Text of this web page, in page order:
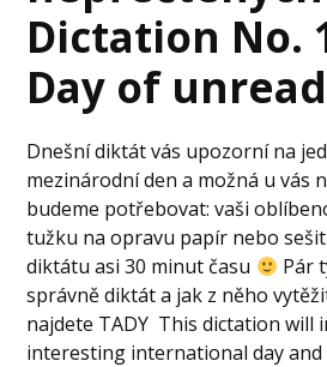
Dictation No.
Day of
Dnešní diktát vás upozorní na
mezinárodní den a možná u vás
budeme potřebovat: vaši
tužku na opravu papír nebo
diktátu asi 30 minut času
Pár
správně diktát a jak z něho
najdete TADY This dictation will
interesting international day and